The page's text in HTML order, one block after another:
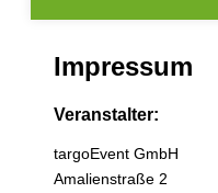
Impressum
Veranstalter:
targoEvent GmbH
Amalienstraße 2